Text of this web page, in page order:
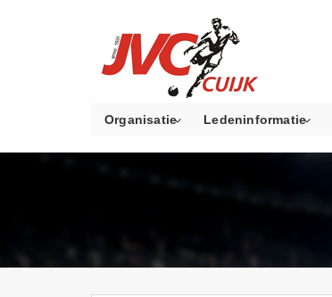
Organisatie Ledeninformatie